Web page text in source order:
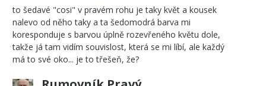
to šedavé "cosi" v pravém rohu je taky květ a kousek
nalevo od něho taky a ta šedomodrá barva mi
koresponduje s barvou úplně rozevřeného květu dole,
takže já tam vidím souvislost, která se mi líbí, ale každý
má to své oko... je to třešeň, že?